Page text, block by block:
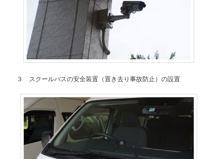
３ スクールバスの安全装置（置き去り事故防止）の設置